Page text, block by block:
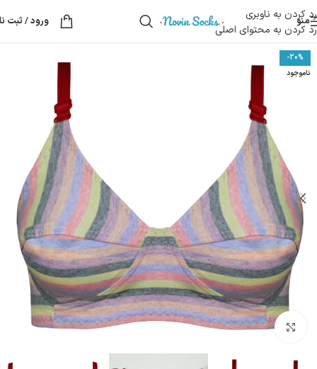
رد کردن به ناوبری
رد کردن به محتوای اصلی
منو ورود / ثبت
-20%
ناموجود
بزرگنمایی تصویر